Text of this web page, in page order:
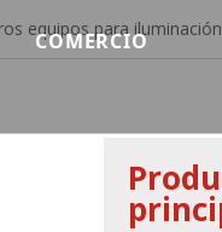
COMERCIO
Precio de la
equipos para